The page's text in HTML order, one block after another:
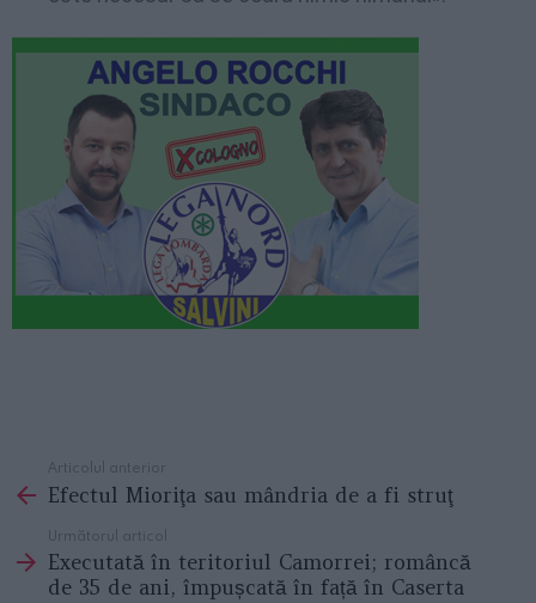
more
Articolul anterior
Efectul Mioriţa sau mândria de a fi struţ
Următorul articol
Executată în teritoriul Camorrei; româncă
de 35 de ani, împușcată în față în Caserta